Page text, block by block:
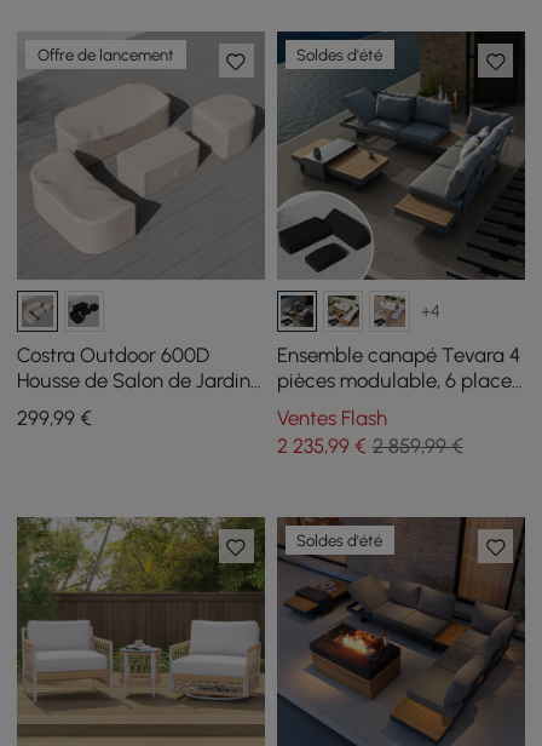
Offre de lancement
Costra Outdoor 600D
Housse de Salon de Jardin
Étanche en Toile Robuste,
Couleur Ivoire
299,99 €
Soldes d'été
+4
Ensemble canapé Tevara 4
pièces modulable, 6 places,
Gris, avec housse noire
Ventes Flash
2 235,99€ 2 859,99 €
Soldes d'été